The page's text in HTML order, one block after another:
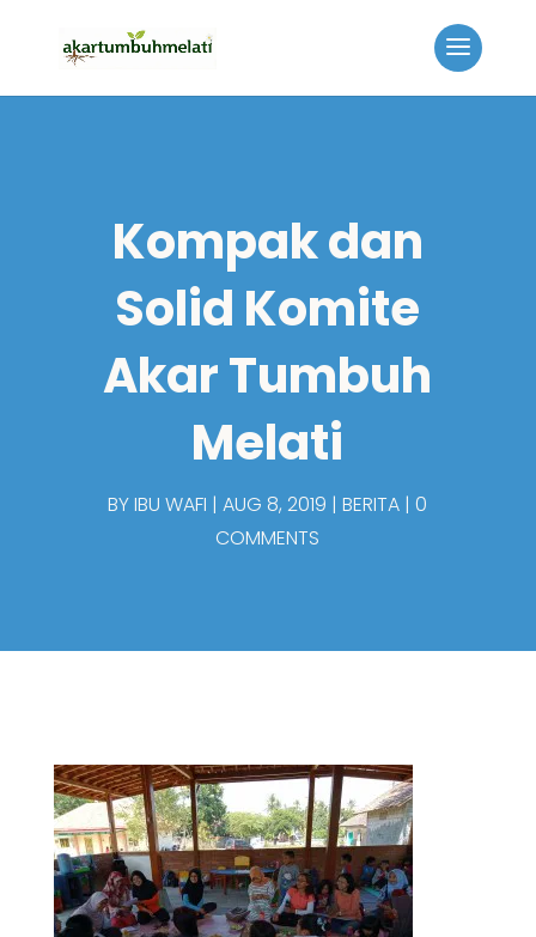
Kompak dan
Solid Komite
Akar Tumbuh
Melati
BYIBU WAFI AUG 8, 2019 BERITA 0
COMMENTS